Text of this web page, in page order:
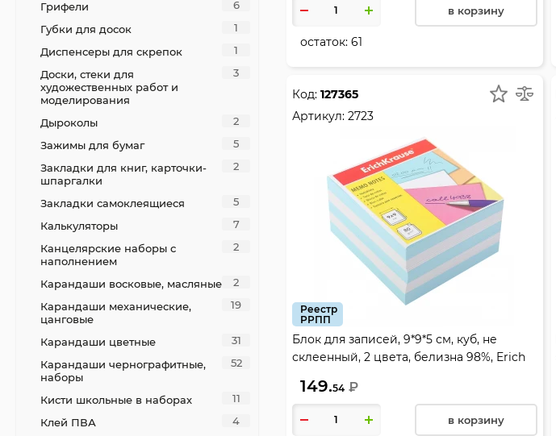
в корзину
остаток: 61
Код: 127365
Артикул: 2723
Реестр
РРПП
Блок для записей, 9*9*5 см, куб, не
склеенный, 2 цвета, белизна 98%, Erich
149.54 ₽
в корзину
Грифели
6
Губки для досок
1
Диспенсеры для скрепок
1
Доски, стеки для
художественных работ и
моделирования
3
Дыроколы
2
Зажимы для бумаг
5
Закладки для книг, карточки-
шпаргалки
2
Закладки самоклеящиеся
5
Калькуляторы
7
Канцелярские наборы с
наполнением
2
Карандаши восковые, масляные
2
Карандаши механические,
цанговые
19
Карандаши цветные
31
Карандаши чернографитные,
наборы
52
Кисти школьные в наборах
11
Клей ПВА
4